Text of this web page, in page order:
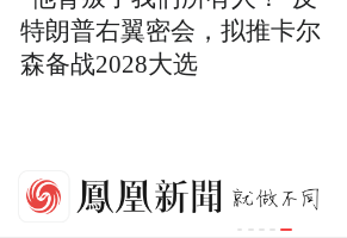
特朗普右翼密会，拟推卡尔
森备战2028大选